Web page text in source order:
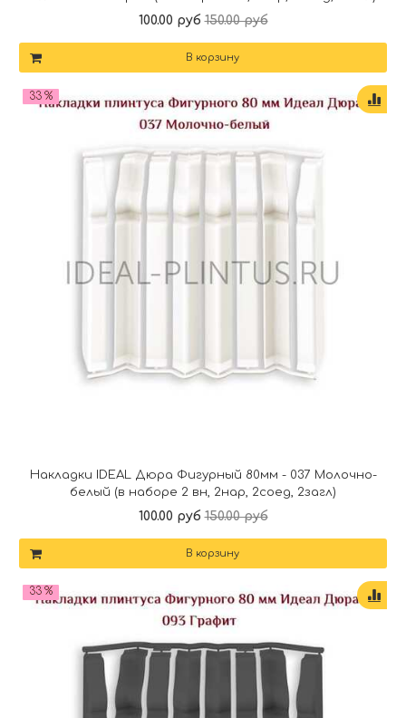
100.00 руб 150.00 руб
В корзину
33 %
Накладки IDEAL Дюра Фигурный 80мм - 037 Молочно-
белый (в наборе 2 вн, 2нар, 2соед, 2загл)
100.00 руб 150.00 руб
В корзину
33 %